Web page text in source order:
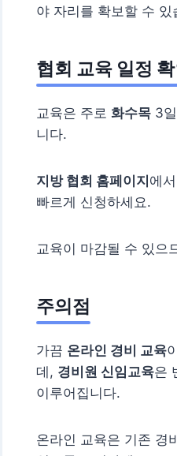
야 자리를 확보할 수 있
협회 교육 일정 확
교육은 주로화수목 3
니다.
지방 협회 홈페이지 에
빠르게 신청하세요.
교육이 마감될 수 있으
주의점
가끔 온라인 경비 교육
데, 경비원 신임교육은
이루어집니다.
온라인 교육은 기존 경